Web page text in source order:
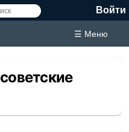
Войти
☰ Меню
советские